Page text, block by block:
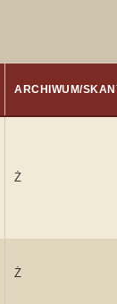
ARCHIWUM/
Ż
Ż